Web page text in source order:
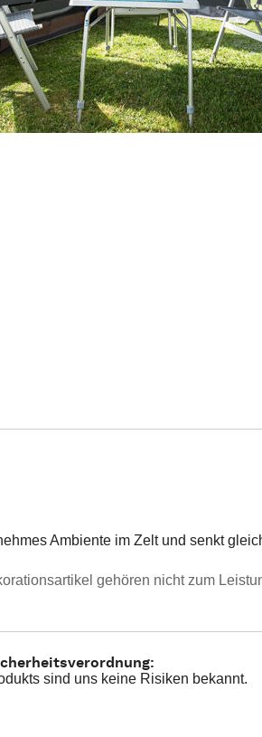
Ambiente im Zelt und senkt
gehören nicht zum
sind uns keine Risiken bekannt.